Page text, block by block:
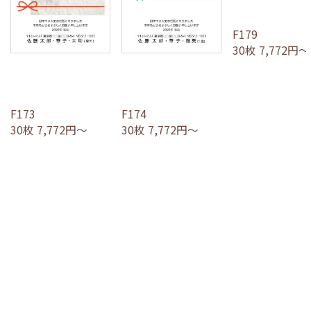
F173
30枚 7,772円～
F174
30枚 7,772円～
F179
30枚 7,772円～